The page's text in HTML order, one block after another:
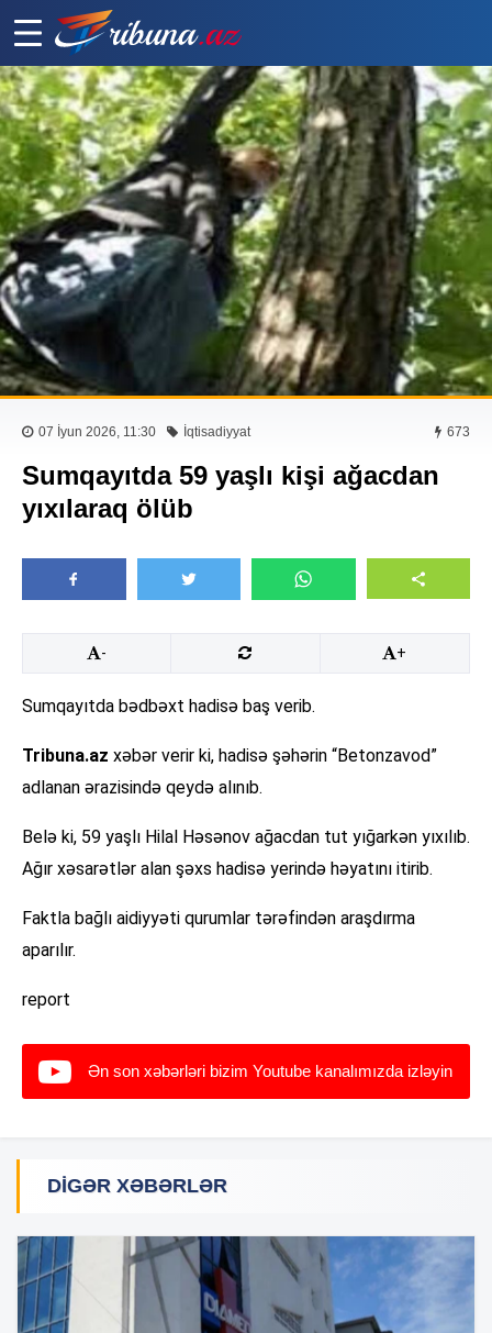
07 İyun 2026, 11:30 İqtisadiyyat 673
Sumqayıtda 59 yaşlı kişi ağacdan
yıxılaraq ölüb
- +
Sumqayıtda bədbəxt hadisə baş verib.
Tribuna.az xəbər verir ki, hadisə şəhərin “Betonzavod”
adlanan ərazisində qeydə alınıb.
Belə ki, 59 yaşlı Hilal Həsənov ağacdan tut yığarkən yıxılıb.
Ağır xəsarətlər alan şəxs hadisə yerində həyatını itirib.
Faktla bağlı aidiyyəti qurumlar tərəfindən araşdırma
aparılır.
report
Ən son xəbərləri bizim Youtube kanalımızda izləyin
DIGƏR XƏBƏRLƏR